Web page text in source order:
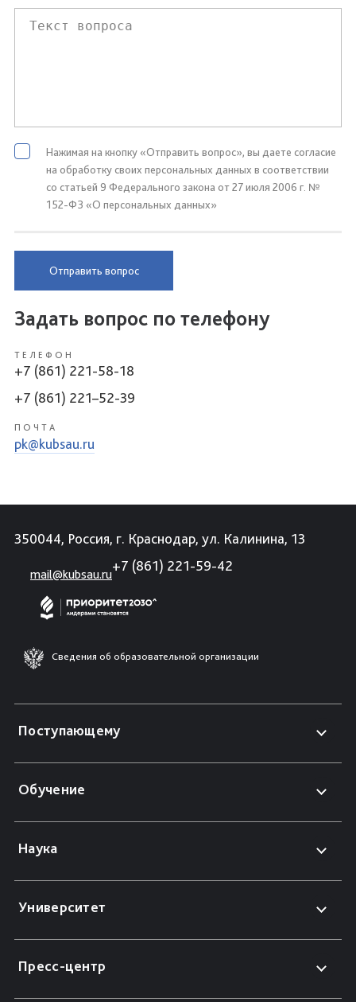
Нажимая на кнопку «Отправить вопрос», вы даете согласие
на обработку своих персональных данных в соответствии
со статьей 9 Федерального закона от 27 июля 2006 г. №
152-ФЗ «О персональных данных»
Отправить вопрос
Задать вопрос по телефону
ТЕЛЕФОН
+7 (861) 221-58-18
+7 (861) 221–52-39
ПОЧТА
pk@kubsau.ru
350044, Россия, г. Краснодар, ул. Калинина, 13
mail@kubsau.ru
+7 (861) 221-59-42
Сведения об образовательной организации
Поступающему
Обучение
Наука
Университет
Пресс-центр